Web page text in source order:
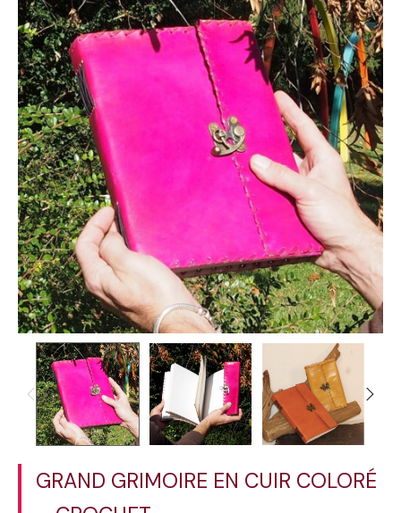
GRAND GRIMOIRE EN CUIR COLORÉ